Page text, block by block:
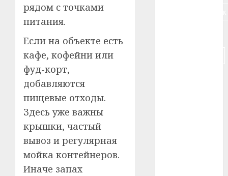
рядом с точками
питания.
Если на объекте есть
кафе, кофейни или
фуд-корт,
добавляются
пищевые отходы.
Здесь уже важны
крышки, частый
вывоз и регулярная
мойка контейнеров.
Иначе запах